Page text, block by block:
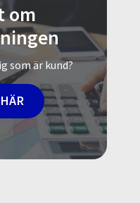
om
som är kund?